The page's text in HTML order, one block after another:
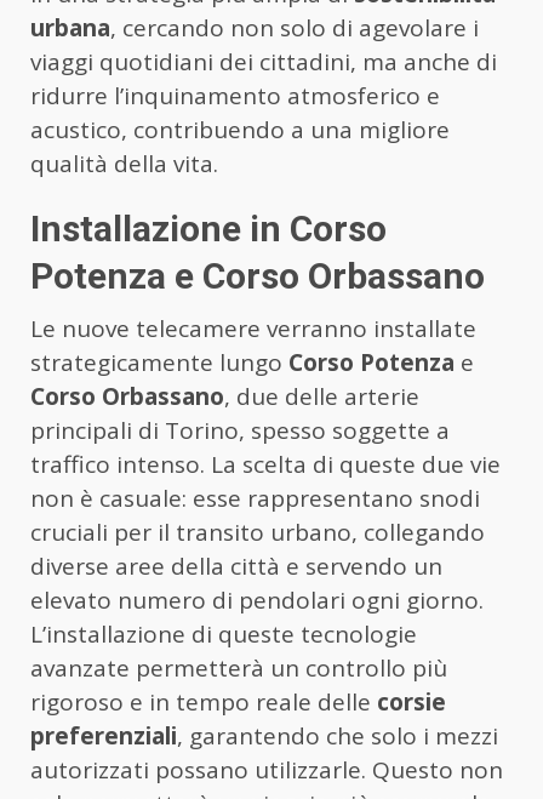
urbana, cercando non solo di agevolare i
viaggi quotidiani dei cittadini, ma anche di
ridurre l’inquinamento atmosferico e
acustico, contribuendo a una migliore
qualità della vita.
Installazione in Corso
Potenza e Corso Orbassano
Le nuove telecamere verranno installate
strategicamente lungo Corso Potenza e
Corso Orbassano, due delle arterie
principali di Torino, spesso soggette a
traffico intenso. La scelta di queste due vie
non è casuale: esse rappresentano snodi
cruciali per il transito urbano, collegando
diverse aree della città e servendo un
elevato numero di pendolari ogni giorno.
L’installazione di queste tecnologie
avanzate permetterà un controllo più
rigoroso e in tempo reale delle corsie
preferenziali, garantendo che solo i mezzi
autorizzati possano utilizzarle. Questo non